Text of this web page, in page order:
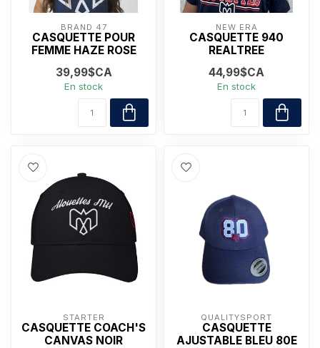
BRAND 47
CASQUETTE POUR
FEMME HAZE ROSE
39,99$CA
En stock
NEW ERA
CASQUETTE 940
REALTREE
44,99$CA
En stock
STARTER
CASQUETTE COACH'S
CANVAS NOIR
QUALITYSPORT
CASQUETTE
AJUSTABLE BLEU 80E